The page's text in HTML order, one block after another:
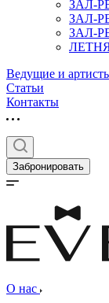
ЗАЛ-
ЗАЛ-
ЗАЛ-
Ведущие и
Статьи
Контакты
Забронировать
О нас